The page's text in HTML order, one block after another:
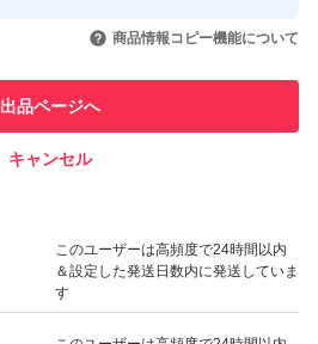
引を完了させた実績があります
での取引実績があります
このユーザーは高頻度で24時間以内
＆設定した発送日数内に発送していま
す
商品情報コピー機能について
出品ページへ
キャンセル